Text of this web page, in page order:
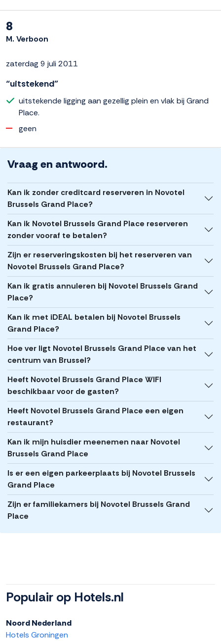
8
M. Verboon
zaterdag 9 juli 2011
“uitstekend”
uitstekende ligging aan gezellig plein en vlak bij Grand
Place.
geen
Vraag en antwoord.
Kan ik zonder creditcard reserveren in Novotel
Brussels Grand Place?
Kan ik Novotel Brussels Grand Place reserveren
zonder vooraf te betalen?
Zijn er reserveringskosten bij het reserveren van
Novotel Brussels Grand Place?
Kan ik gratis annuleren bij Novotel Brussels Grand
Place?
Kan ik met iDEAL betalen bij Novotel Brussels
Grand Place?
Hoe ver ligt Novotel Brussels Grand Place van het
centrum van Brussel?
Heeft Novotel Brussels Grand Place WIFI
beschikbaar voor de gasten?
Heeft Novotel Brussels Grand Place een eigen
restaurant?
Kan ik mijn huisdier meenemen naar Novotel
Brussels Grand Place
Is er een eigen parkeerplaats bij Novotel Brussels
Grand Place
Zijn er familiekamers bij Novotel Brussels Grand
Place
Populair op Hotels.nl
Noord Nederland
Hotels Groningen